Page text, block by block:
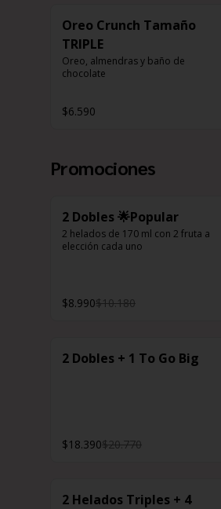
Oreo Crunch Tamaño
TRIPLE
Oreo, almendras y baño de
chocolate
$6.590
Promociones
2 Dobles 🌟Popular
2 helados de 170 ml con 2 fruta a
elección cada uno
$8.990$10.180
2 Dobles + 1 To Go Big
$18.390$20.770
2 Helados Triples + 4